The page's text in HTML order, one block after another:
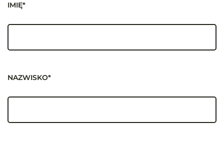
IMIĘ*
NAZWISKO*